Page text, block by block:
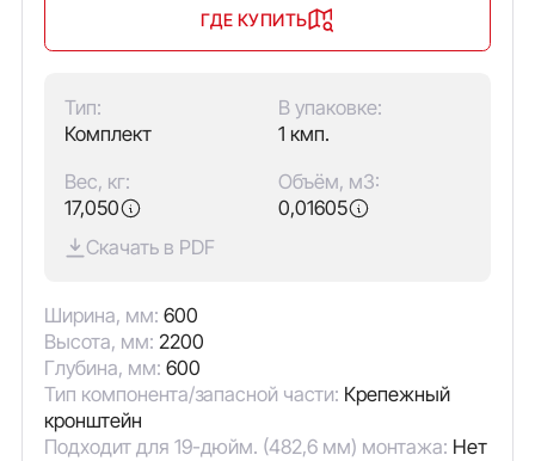
ГДЕ КУПИТЬ
Тип:
Комплект
В упаковке:
1 кмп.
Вес, кг:
17,050
Объём, м3:
0,01605
Скачать в PDF
Ширина, мм: 600
Высота, мм: 2200
Глубина, мм: 600
Тип компонента/запасной части: Крепежный
кронштейн
Подходит для 19-дюйм. (482,6 мм) монтажа: Нет